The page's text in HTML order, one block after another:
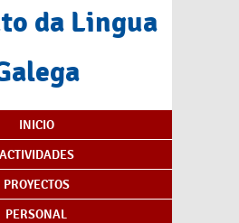
da Lingua
INICIO
ACTIVIDADES
PROYECTOS
PERSONAL